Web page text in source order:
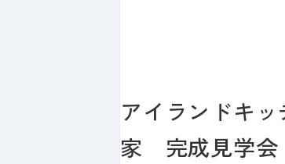
アイランドキ
家 完成見学会